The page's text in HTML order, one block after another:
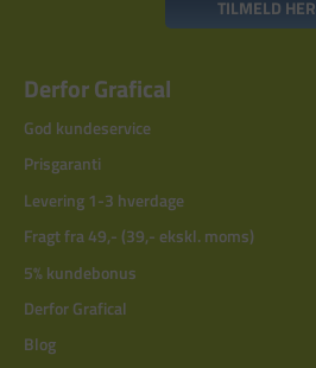
TILMELD HER
Derfor Grafical
God kundeservice
Prisgaranti
Levering 1-3 hverdage
Fragt fra 49,- (39,- ekskl. moms)
5% kundebonus
Derfor Grafical
Blog